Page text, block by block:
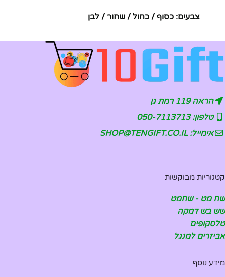
צבעים: כסוף / כחול / שחור / לבן
הראה 119 רמת גן
טלפון: 050-7113713
אימייל: SHOP@TENGIFT.CO.IL
קטגוריות מבוקשות
שח מט - שחמט
שש בש דמקה
טלסקופים
אביזרים למנגל
מידע נוסף